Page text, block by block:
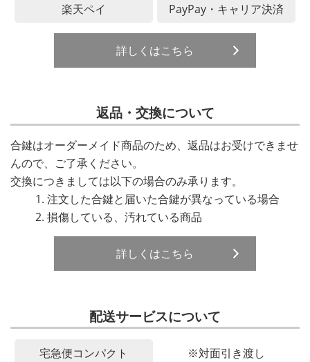
楽天ペイ PayPay・キャリア決済
詳しくはこちら
返品・交換について
合鍵はオーダーメイド商品のため、返品はお受けできませ
んので、ご了承ください。
交換につきましては以下の場合のみ承ります。
注文した合鍵と届いた合鍵が異なっている場合
損傷している、汚れている商品
詳しくはこちら
配送サービスについて
宅急便コンパクト ※対面引き渡し